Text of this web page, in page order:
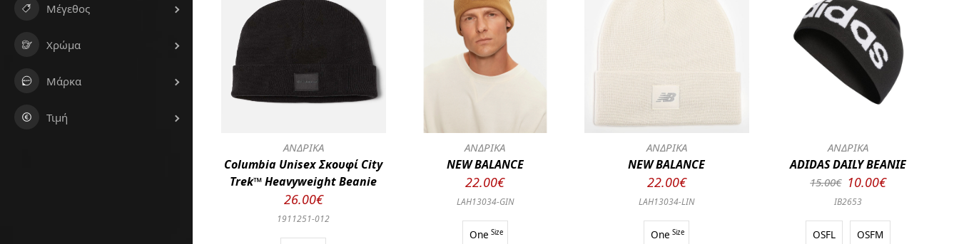
Μέγεθος
Χρώμα
Μάρκα
Τιμή
ΑΝΔΡΙΚΑ
Columbia Unisex Σκουφί City
Trek™ Heavyweight Beanie
26.00€
1911251-012
ΑΝΔΡΙΚΑ
NEW BALANCE
22.00€
LAH13034-GIN
One Size
ΑΝΔΡΙΚΑ
NEW BALANCE
22.00€
LAH13034-LIN
One Size
ΑΝΔΡΙΚΑ
ADIDAS DAILY BEANIE
15.00€ 10.00€
IB2653
OSFL OSFM